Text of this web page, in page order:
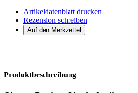
Artikeldatenblatt drucken
Rezension schreiben
Produktbeschreibung